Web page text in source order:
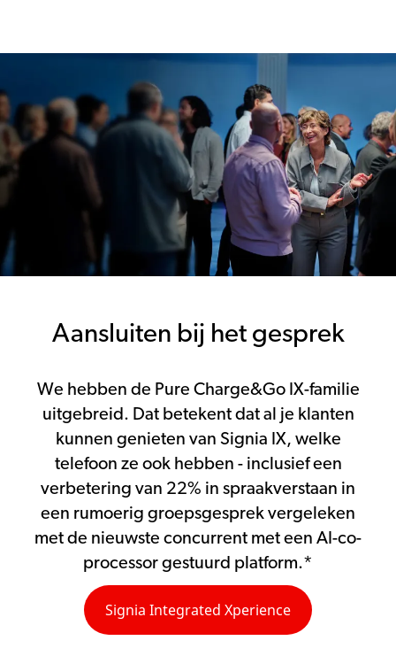
Aansluiten bij het gesprek
We hebben de Pure Charge&Go IX-familie
uitgebreid. Dat betekent dat al je klanten
kunnen genieten van Signia IX, welke
telefoon ze ook hebben - inclusief een
verbetering van 22% in spraakverstaan in
een rumoerig groepsgesprek vergeleken
met de nieuwste concurrent met een AI-co-
processor gestuurd platform.*
Signia Integrated Xperience